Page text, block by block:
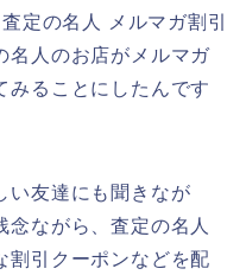
定の名人 メルマガ割引
名人のお店がメルマガ
みることにしたんです
い友達にも聞きなが
念ながら、査定の名人
割引クーポンなどを配